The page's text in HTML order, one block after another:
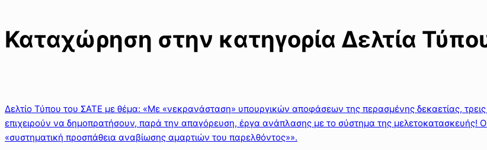
Καταχώρηση στην κατηγορία Δελτία
Δελτίο Τύπου του ΣΑΤΕ με θέμα: «Με «νεκρανάσταση» υπουργικών αποφάσεων της περασμένης δεκαετίας, τρεις
επιχειρούν να δημοπρατήσουν, παρά την απαγόρευση, έργα ανάπλασης με το σύστημα της μελετοκατασκευής!
«συστηματική προσπάθεια αναβίωσης αμαρτιών του παρελθόντος»».